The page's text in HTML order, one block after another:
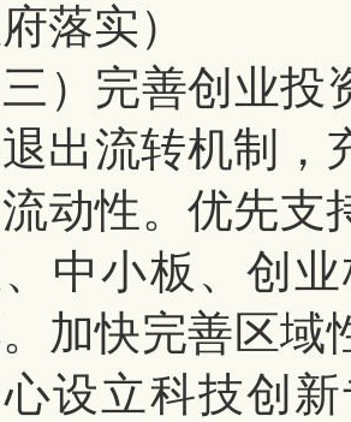
落实）
三）完善创业
退出流转机制，
动性。 优先支
中小板、创
加快完善区域
设立科技创